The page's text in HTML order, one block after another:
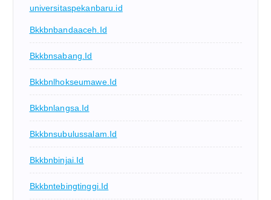
universitaspekanbaru.id
Bkkbnbandaaceh.id
Bkkbnsabang.id
Bkkbnlhokseumawe.id
Bkkbnlangsa.id
Bkkbnsubulussalam.id
Bkkbnbinjai.id
Bkkbntebingtinggi.id